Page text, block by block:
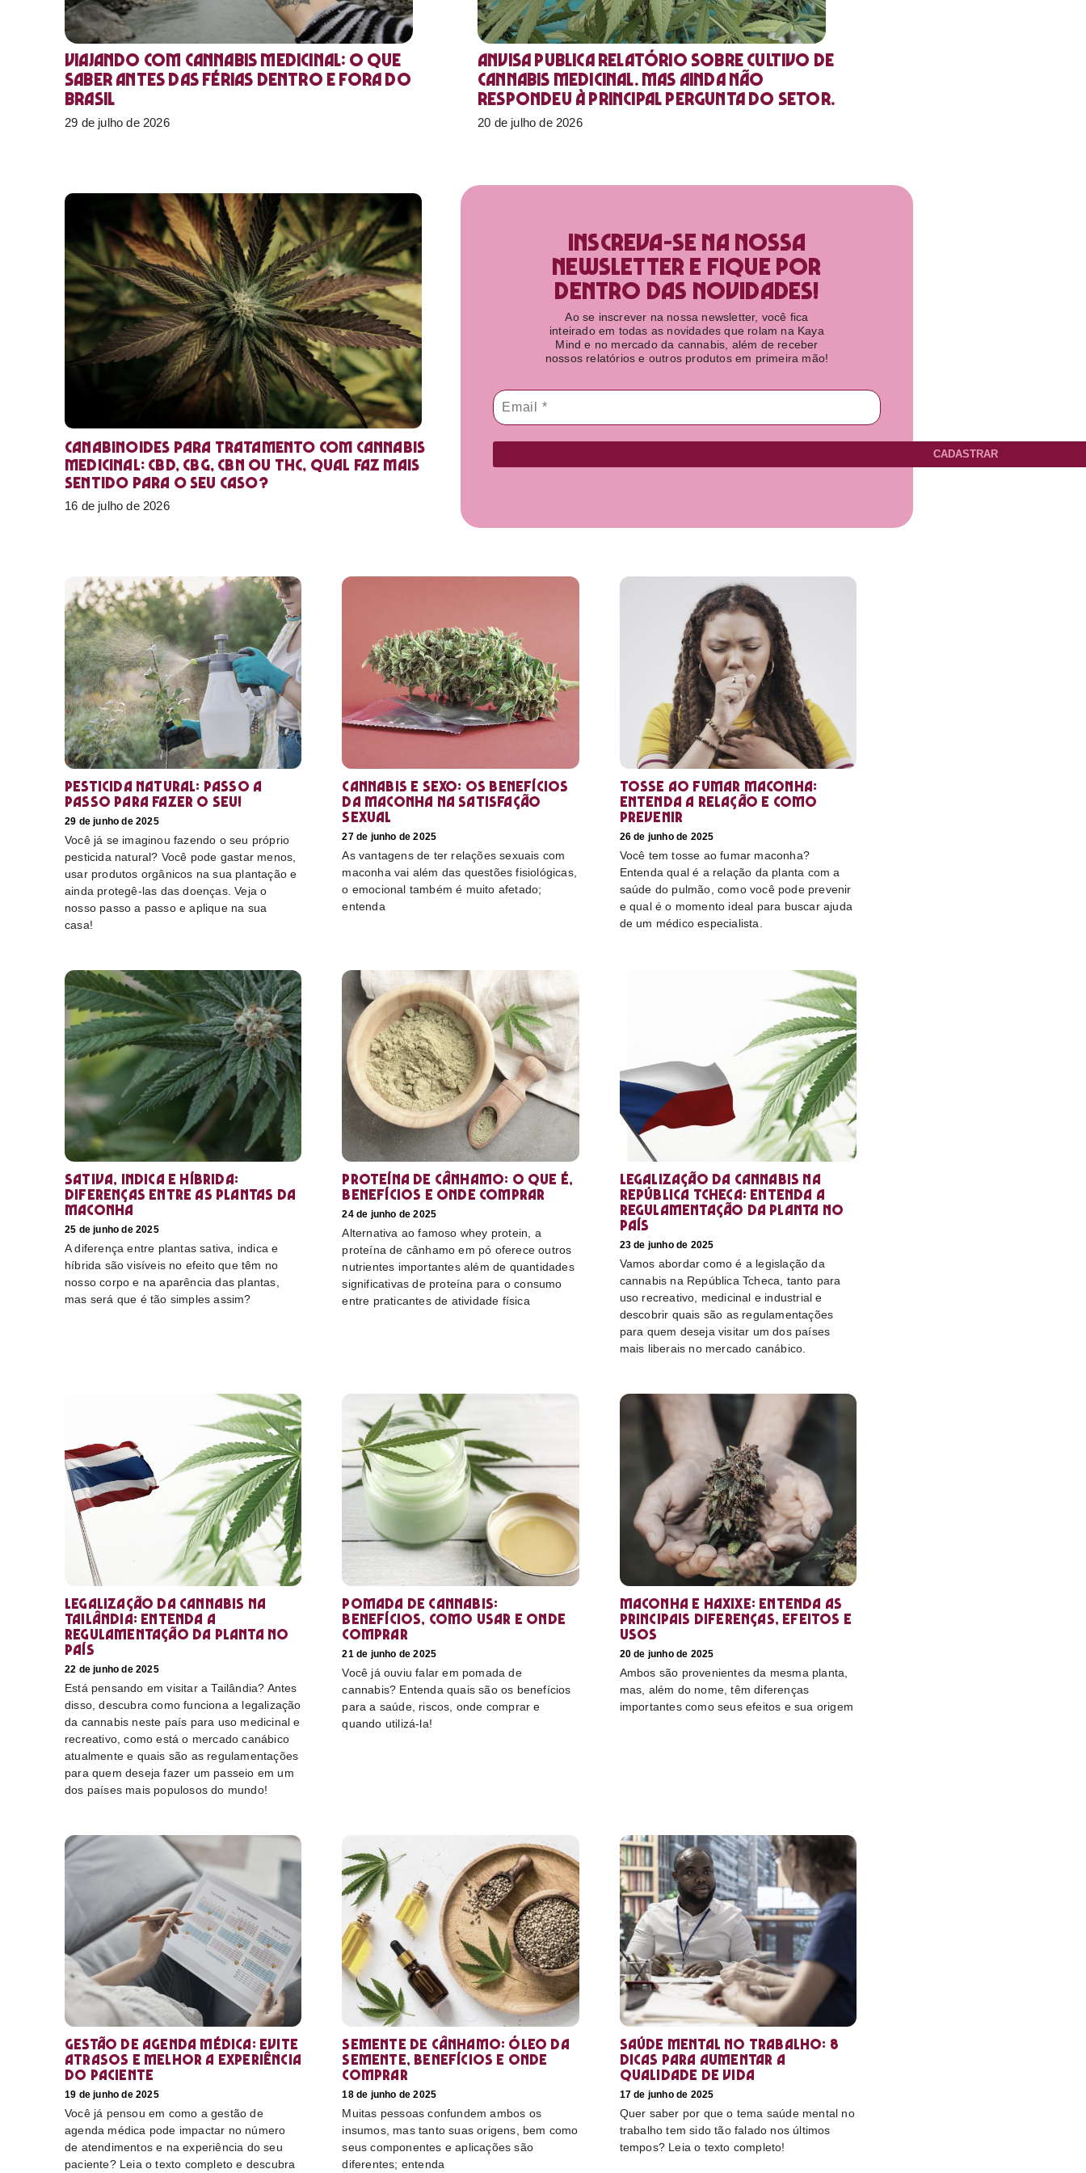
Viajando com cannabis medicinal: o que
saber antes das férias dentro e fora do
Brasil
29 de julho de 2026
Anvisa publica relatório sobre cultivo de
Cannabis medicinal. Mas ainda não
respondeu à principal pergunta do setor.
20 de julho de 2026
Canabinoides para tratamento com cannabis
medicinal: CBD, CBG, CBN ou THC, qual faz mais
sentido para o seu caso?
16 de julho de 2026
Inscreva-se na nossa
newsletter e fique por
dentro das novidades!​
Ao se inscrever na nossa newsletter, você fica
inteirado em todas as novidades que rolam na Kaya
Mind e no mercado da cannabis, além de receber
nossos relatórios e outros produtos em primeira mão!
CADASTRAR
Pesticida natural: Passo a
passo para fazer o seu!
29 de junho de 2025
Você já se imaginou fazendo o seu próprio
pesticida natural? Você pode gastar menos,
usar produtos orgânicos na sua plantação e
ainda protegê-las das doenças. Veja o
nosso passo a passo e aplique na sua
casa!
Cannabis e sexo: os benefícios
da maconha na satisfação
sexual
27 de junho de 2025
As vantagens de ter relações sexuais com
maconha vai além das questões fisiológicas,
o emocional também é muito afetado;
entenda
Tosse ao fumar maconha:
Entenda a relação e como
prevenir
26 de junho de 2025
Você tem tosse ao fumar maconha?
Entenda qual é a relação da planta com a
saúde do pulmão, como você pode prevenir
e qual é o momento ideal para buscar ajuda
de um médico especialista.
Sativa, Indica e Híbrida:
diferenças entre as plantas da
maconha
25 de junho de 2025
A diferença entre plantas sativa, indica e
híbrida são visíveis no efeito que têm no
nosso corpo e na aparência das plantas,
mas será que é tão simples assim?
Proteína de cânhamo: o que é,
benefícios e onde comprar
24 de junho de 2025
Alternativa ao famoso whey protein, a
proteína de cânhamo em pó oferece outros
nutrientes importantes além de quantidades
significativas de proteína para o consumo
entre praticantes de atividade física
Legalização da cannabis na
República Tcheca: entenda a
regulamentação da planta no
país
23 de junho de 2025
Vamos abordar como é a legislação da
cannabis na República Tcheca, tanto para
uso recreativo, medicinal e industrial e
descobrir quais são as regulamentações
para quem deseja visitar um dos países
mais liberais no mercado canábico.
Legalização da cannabis na
Tailândia: Entenda a
regulamentação da planta no
país
22 de junho de 2025
Está pensando em visitar a Tailândia? Antes
disso, descubra como funciona a legalização
da cannabis neste país para uso medicinal e
recreativo, como está o mercado canábico
atualmente e quais são as regulamentações
para quem deseja fazer um passeio em um
dos países mais populosos do mundo!
Pomada de cannabis:
Benefícios, como usar e onde
comprar
21 de junho de 2025
Você já ouviu falar em pomada de
cannabis? Entenda quais são os benefícios
para a saúde, riscos, onde comprar e
quando utilizá-la!
Maconha e haxixe: entenda as
principais diferenças, efeitos e
usos
20 de junho de 2025
Ambos são provenientes da mesma planta,
mas, além do nome, têm diferenças
importantes como seus efeitos e sua origem
Gestão de agenda médica: Evite
atrasos e melhor a experiência
do paciente
19 de junho de 2025
Você já pensou em como a gestão de
agenda médica pode impactar no número
de atendimentos e na experiência do seu
paciente? Leia o texto completo e descubra
Semente de cânhamo: óleo da
semente, benefícios e onde
comprar
18 de junho de 2025
Muitas pessoas confundem ambos os
insumos, mas tanto suas origens, bem como
seus componentes e aplicações são
diferentes; entenda
Saúde mental no trabalho: 8
dicas para aumentar a
qualidade de vida
17 de junho de 2025
Quer saber por que o tema saúde mental no
trabalho tem sido tão falado nos últimos
tempos? Leia o texto completo!